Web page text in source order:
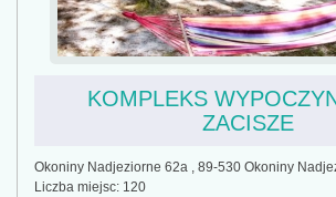
KOMPLEKS
ZACISZE
Okoniny Nadjeziorne 62a , 89-530 Okoniny
Liczba miejsc: 120